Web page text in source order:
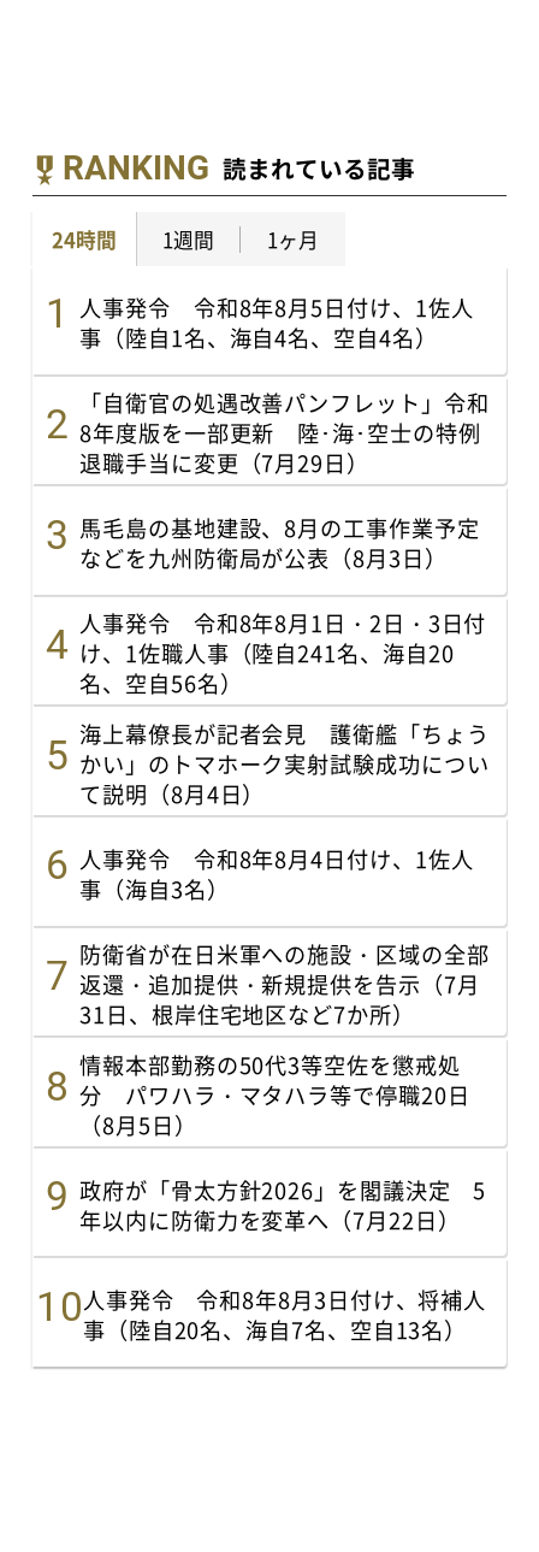
RANKING 読まれている記事
24時間 1週間 1ヶ月
人事発令 令和8年8月5日付け、1佐人
事（陸自1名、海自4名、空自4名）
「自衛官の処遇改善パンフレット」令和
8年度版を一部更新 陸･海･空士の特例
退職手当に変更（7月29日）
馬毛島の基地建設、8月の工事作業予定
などを九州防衛局が公表（8月3日）
人事発令 令和8年8月1日・2日・3日付
け、1佐職人事（陸自241名、海自20
名、空自56名）
海上幕僚長が記者会見 護衛艦「ちょう
かい」のトマホーク実射試験成功につい
て説明（8月4日）
人事発令 令和8年8月4日付け、1佐人
事（海自3名）
防衛省が在日米軍への施設・区域の全部
返還・追加提供・新規提供を告示（7月
31日、根岸住宅地区など7か所）
情報本部勤務の50代3等空佐を懲戒処
分 パワハラ・マタハラ等で停職20日
（8月5日）
政府が「骨太方針2026」を閣議決定 5
年以内に防衛力を変革へ（7月22日）
人事発令 令和8年8月3日付け、将補人
事（陸自20名、海自7名、空自13名）